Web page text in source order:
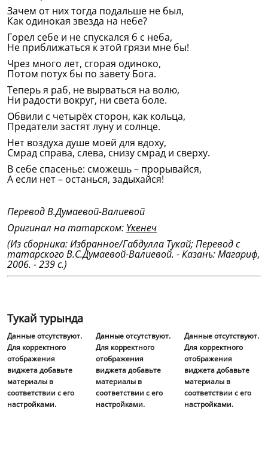
Зачем от них тогда подальше не был,
Как одинокая звезда на небе?
Горел себе и не спускался б с неба,
Не приближаться к этой грязи мне бы!
Чрез много лет, сгорая одиноко,
Потом потух бы по завету Бога.
Теперь я раб, не вырваться на волю,
Ни радости вокруг, ни света боле.
Обвили с четырёх сторон, как кольца,
Предатели застят луну и солнце.
Нет воздуха душе моей для вдоху,
Смрад справа, слева, снизу смрад и сверху.
В себе спасенье: сможешь – прорывайся,
А если нет – останься, задыхайся!
Перевод В.Думаевой-Валиевой
Оригинал на татарском: Үкенеч
(Из сборника: Избранное/Габдулла Тукай; Перевод с
татарского В.С.Думаевой-Валиевой. - Казань: Магариф,
2006. - 239 с.)
Тукай турында
Данные отсутствуют.
Для корректного
отображения
виджета добавьте
материалы в
соответствии с его
настройками.
Данные отсутствуют.
Для корректного
отображения
виджета добавьте
материалы в
соответствии с его
настройками.
Данные отсутствуют.
Для корректного
отображения
виджета добавьте
материалы в
соответствии с его
настройками.